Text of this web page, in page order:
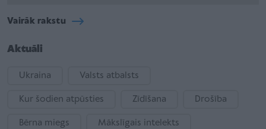
Vairāk rakstu
Aktuāli
Ukraina Valsts atbalsts
Kur šodien atpūsties Zīdīšana Drošība
Bērna miegs Mākslīgais intelekts